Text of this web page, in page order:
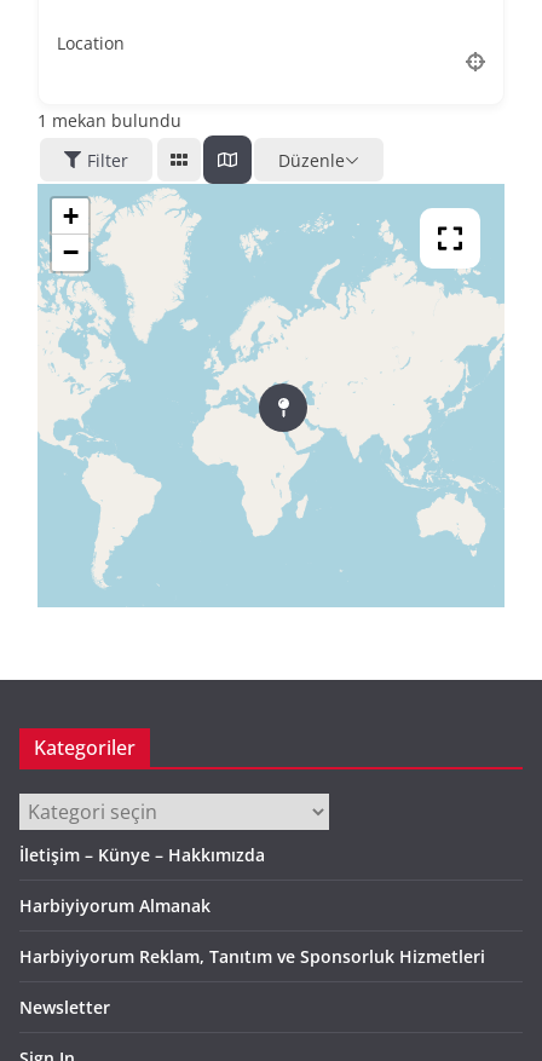
Location
1 mekan bulundu
Filter
Düzenle
+
−
Kategoriler
Kategoriler
İletişim – Künye – Hakkımızda
Harbiyiyorum Almanak
Harbiyiyorum Reklam, Tanıtım ve Sponsorluk Hizmetleri
Newsletter